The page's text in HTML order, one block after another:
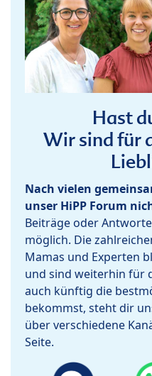
Hast
Wir sind für
Nach vielen
unser HiPP Forum
Beiträge oder
möglich. Die
Mamas und Experten
und sind weiterhin für
auch künftig die
bekommst, steht dir
über verschiedene
Seite.